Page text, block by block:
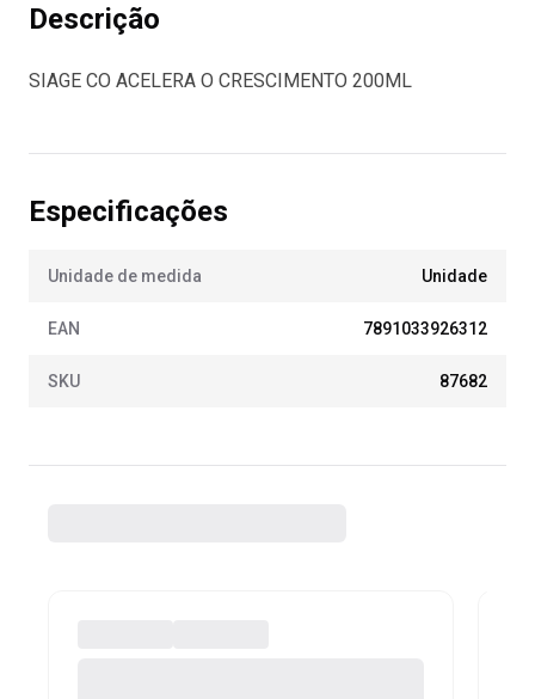
Descrição
SIAGE CO ACELERA O CRESCIMENTO 200ML
Especificações
Unidade de medida Unidade
EAN 7891033926312
SKU 87682